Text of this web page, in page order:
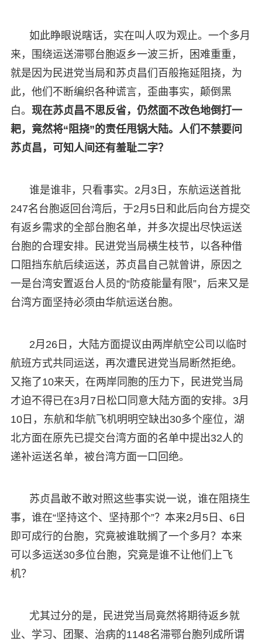
如此睁眼说瞎话，实在叫人叹为观止。一个多月
来，围绕运送滞鄂台胞返乡一波三折，困难重重，
就是因为民进党当局和苏贞昌们百般拖延阻挠，为
此，他们不断编织各种谎言，歪曲事实，颠倒黑
白。 现在苏贞昌不思反省，仍然面不改色地倒打一
耙，竟然将“阻挠”的责任甩锅大陆。人们不禁要问
苏贞昌，可知人间还有羞耻二字？
谁是谁非，只看事实。2月3日，东航运送首批
247名台胞返回台湾后，于2月5日和此后向台方提交
有返乡需求的全部台胞名单，并多次提出尽快运送
台胞的合理安排。民进党当局横生枝节，以各种借
口阻挡东航后续运送，苏贞昌自己就曾讲，原因之
一是台湾安置返台人员的“防疫能量有限”，后来又是
台湾方面坚持必须由华航运送台胞。
2月26日，大陆方面提议由两岸航空公司以临时
航班方式共同运送，再次遭民进党当局断然拒绝。
又拖了10来天，在两岸同胞的压力下，民进党当局
才迫不得已在3月7日松口同意大陆方面的安排。3月
10日，东航和华航飞机明明空缺出30多个座位，湖
北方面在原先已提交台湾方面的名单中提出32人的
递补运送名单，被台湾方面一口回绝。
苏贞昌敢不敢对照这些事实说一说，谁在阻挠生
事，谁在“坚持这个、坚持那个”？本来2月5日、6日
即可成行的台胞，究竟被谁耽搁了一个多月？本来
可以多运送30多位台胞，究竟是谁不让他们上飞
机？
尤其过分的是，民进党当局竟然将期待返乡就
业、学习、团聚、治病的1148名滞鄂台胞列成所谓